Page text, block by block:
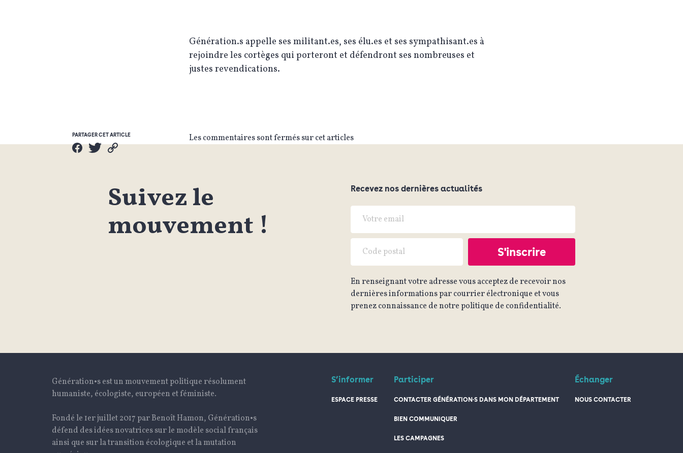
Génération.s appelle ses militant.es, ses élu.es et ses sympathisant.es à
rejoindre les cortèges qui porteront et défendront ses nombreuses et
justes revendications.
PARTAGER CET ARTICLE Les commentaires sont fermés sur cet articles
Suivez le
mouvement !
Recevez nos dernières actualités
En renseignant votre adresse vous acceptez de recevoir nos
dernières informations par courrier électronique et vous
prenez connaissance de notre politique de confidentialité.
Génération•s est un mouvement politique résolument
humaniste, écologiste, européen et féministe.
Fondé le 1er juillet 2017 par Benoît Hamon, Génération•s
défend des idées novatrices sur le modèle social français
ainsi que sur la transition écologique et la mutation
S’informer
ESPACE PRESSE
Participer
CONTACTER GÉNÉRATION·S DANS MON DÉPARTEMENT
BIEN COMMUNIQUER
LES CAMPAGNES
Échanger
NOUS CONTACTER